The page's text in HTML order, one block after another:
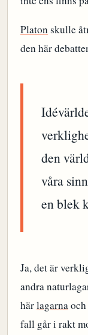
Platonskulle
den här
den
våra
en blek
Ja, det är
andra
härlagarna
fall går i rakt